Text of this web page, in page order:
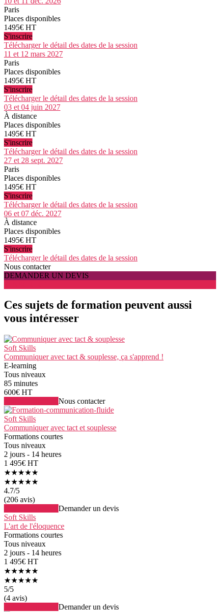
Paris
Places disponibles
1495€ HT
S'inscrire
Télécharger le détail des dates de la session
11 et 12 mars 2027
Paris
Places disponibles
1495€ HT
S'inscrire
Télécharger le détail des dates de la session
03 et 04 juin 2027
À distance
Places disponibles
1495€ HT
S'inscrire
Télécharger le détail des dates de la session
27 et 28 sept. 2027
Paris
Places disponibles
1495€ HT
S'inscrire
Télécharger le détail des dates de la session
06 et 07 déc. 2027
À distance
Places disponibles
1495€ HT
S'inscrire
Télécharger le détail des dates de la session
Nous contacter
DEMANDER UN DEVIS
Ces sujets de formation peuvent aussi
vous intéresser
Soft Skills
Communiquer avec tact & souplesse, ça s'apprend !
E-learning
Tous niveaux
85 minutes
600€ HT
Nous contacter
Soft Skills
Communiquer avec tact et souplesse
Formations courtes
Tous niveaux
2 jours - 14 heures
1 495€ HT
★★★★★
★★★★★
4.7/5
(206 avis)
Demander un devis
Soft Skills
L'art de l'éloquence
Formations courtes
Tous niveaux
2 jours - 14 heures
1 495€ HT
★★★★★
★★★★★
5/5
(4 avis)
Demander un devis